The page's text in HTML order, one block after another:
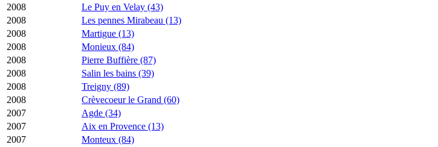
2008
Le Puy en Velay (43)
2008
Les pennes Mirabeau (13)
2008
Martigue (13)
2008
Monieux (84)
2008
Pierre Buffière (87)
2008
Salin les bains (39)
2008
Treigny (89)
2008
Crèvecoeur le Grand (60)
2007
Agde (34)
2007
Aix en Provence (13)
2007
Monteux (84)